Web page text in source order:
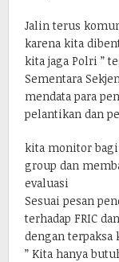
Jalin terus
karena kita
kita jaga Polri ”
Sementara
mendata para
pelantikan dan
kita monitor
group dan
evaluasi
Sesuai pesan
terhadap FRIC
dengan terpaksa
” Kita hanya